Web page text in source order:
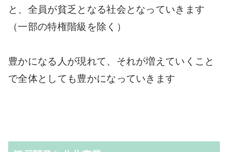
と、全員が貧乏となる社会となっていきます
（一部の特権階級を除く）
豊かになる人が現れて、それが増えていくこと
で全体としても豊かになっていきます